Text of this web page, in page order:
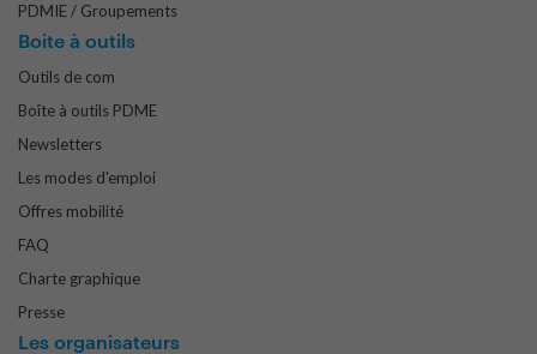
PDMIE / Groupements
Boite à outils
Outils de com
Boîte à outils PDME
Newsletters
Les modes d'emploi
Offres mobilité
FAQ
Charte graphique
Presse
Les organisateurs